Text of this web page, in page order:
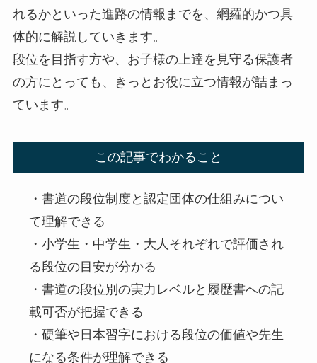
れるかといった進路の情報までを、網羅的かつ具
体的に解説していきます。
段位を目指す方や、お子様の上達を見守る保護者
の方にとっても、きっとお役に立つ情報が詰まっ
ています。
この記事でわかること
・書道の段位制度と認定団体の仕組みについ
て理解できる
・小学生・中学生・大人それぞれで評価され
る段位の目安が分かる
・書道の段位別の実力レベルと履歴書への記
載可否が把握できる
・硬筆や日本習字における段位の価値や先生
になる条件が理解できる